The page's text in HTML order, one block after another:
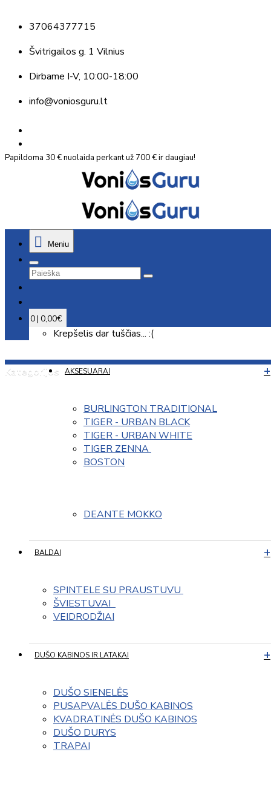
37064377715
Švitrigailos g. 1 Vilnius
Dirbame I-V, 10:00-18:00
info@voniosguru.lt
Papildoma 30 € nuolaida perkant už 700 € ir daugiau!
Meniu
0 | 0,00€
Krepšelis dar tuščias... :(
Kategorijos AKSESUARAI
BURLINGTON TRADITIONAL
TIGER - URBAN BLACK
TIGER - URBAN WHITE
TIGER ZENNA
BOSTON
DEANTE MOKKO
BALDAI
SPINTELE SU PRAUSTUVU
ŠVIESTUVAI
VEIDRODŽIAI
DUŠO KABINOS IR LATAKAI
DUŠO SIENELĖS
PUSAPVALĖS DUŠO KABINOS
KVADRATINĖS DUŠO KABINOS
DUŠO DURYS
TRAPAI